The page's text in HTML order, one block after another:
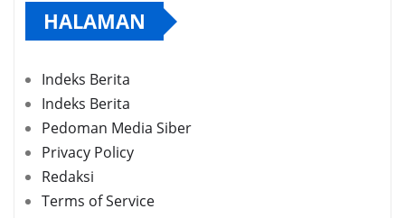
HALAMAN
Indeks Berita
Indeks Berita
Pedoman Media Siber
Privacy Policy
Redaksi
Terms of Service